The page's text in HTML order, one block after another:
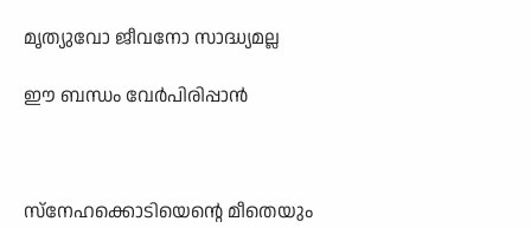
മൃത്യുവോ ജീവനോ സാദ്ധ്യമല്ല
ഈ ബന്ധം വേർപിരിപ്പാൻ
സ്നേഹക്കൊടിയെന്റെ മീതെയും